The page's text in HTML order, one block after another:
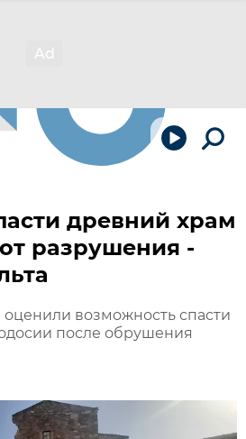
древний храм
разрушения -
возможность спасти
после обрушения